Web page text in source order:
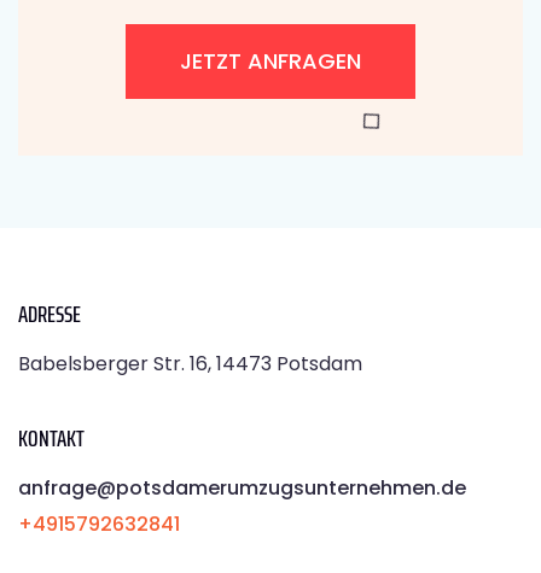
JETZT ANFRAGEN
ADRESSE
Babelsberger Str. 16, 14473 Potsdam
KONTAKT
anfrage@potsdamerumzugsunternehmen.de
+4915792632841